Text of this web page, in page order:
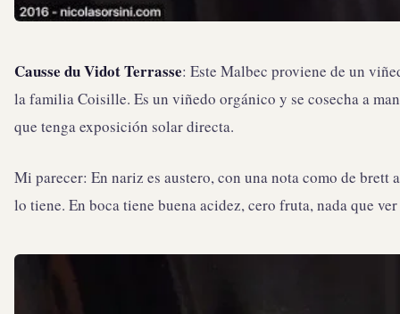
Causse du Vidot Terrasse: Este Malbec proviene de un
la familia Coisille. Es un viñedo orgánico y se cosecha a
que tenga exposición solar directa.
Mi parecer: En nariz es austero, con una nota como de brett
lo tiene. En boca tiene buena acidez, cero fruta, nada que